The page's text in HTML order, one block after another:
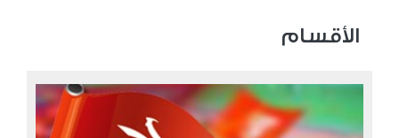
الأقسام